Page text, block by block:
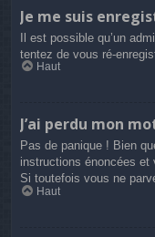
Je me suis
Il est possible qu’un
tentez de vous ré-
Haut
J’ai perdu mon
Pas de panique ! Bien
instructions énoncées et
Si toutefois vous ne
Haut